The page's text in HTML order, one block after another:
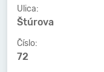
Ulica:
Štúrova
Číslo:
72